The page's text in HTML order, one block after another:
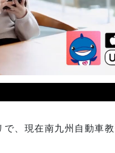
、現在南九州自動車